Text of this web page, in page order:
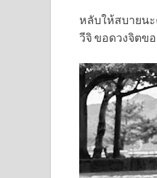
หลับให้สบายน
วีจิ ขอดวงจิตข